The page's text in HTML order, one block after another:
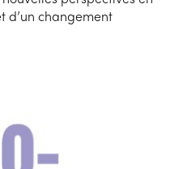
d’un changement